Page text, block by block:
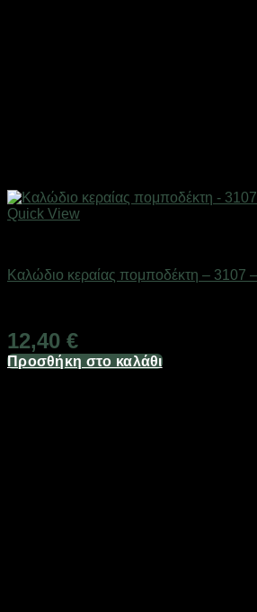
Quick View
Καλώδιο κεραίας πομποδέκτη – 3107
12,40 €
Προσθήκη στο καλάθι